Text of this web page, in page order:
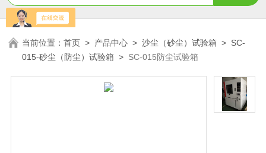
当前位置：首页 > 产品中心 >沙尘（砂尘）试验箱 > SC-
015-砂尘（防尘）试验箱 > SC-015防尘试验箱